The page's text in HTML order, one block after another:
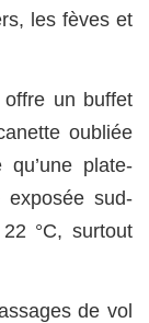
les fèves et
un buffet
oubliée
plate-
sud-
°C, surtout
de vol